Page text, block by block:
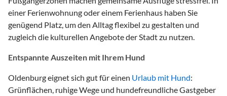
einer Ferienwohnung oder einem Ferienhaus haben Sie
genügend Platz, um den Alltag flexibel zu gestalten und
zugleich die kulturellen Angebote der Stadt zu nutzen.
Entspannte Auszeiten mit Ihrem Hund
Oldenburg eignet sich gut für einen Urlaub mit Hund:
Grünflächen, ruhige Wege und hundefreundliche Gastgeber